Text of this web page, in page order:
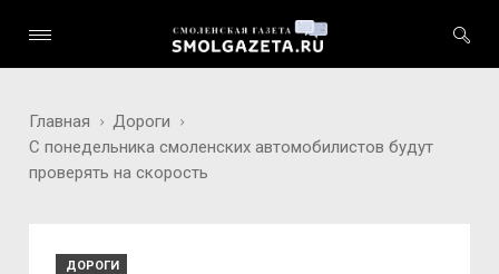
Главная
Дороги
С понедельника смоленских автомобилистов будут
проверять на скорость
ДОРОГИ